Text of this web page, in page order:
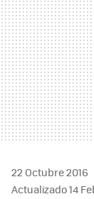
22 Octubre 2016
Actualizado 14